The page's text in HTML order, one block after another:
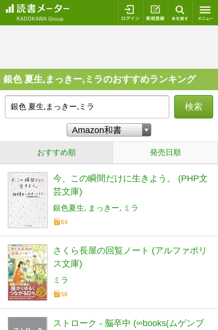
ログイン 新規登録
銀色 夏生,まっきー,ミラのおすすめランキング
検索
おすすめ順 発売日順
今、この瞬間だけに生きよう。 (PHP文
芸文庫)
銀色夏生 まっきー ミラ
64
さくら長屋の回覧ノート (アルファポリ
ス文庫)
ミラ
50
ストローク - 脳卒中 (∞books(ムゲンブ